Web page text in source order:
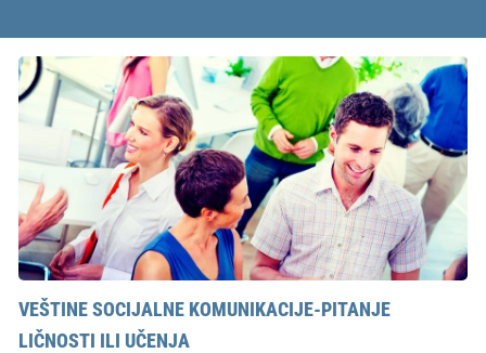
VEŠTINE SOCIJALNE KOMUNIKACIJE-PITANJE
LIČNOSTI ILI UČENJA